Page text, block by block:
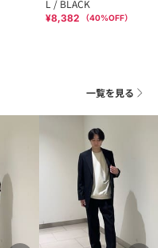
L / BLACK
¥8,382 （40%OFF）
一覧を見る